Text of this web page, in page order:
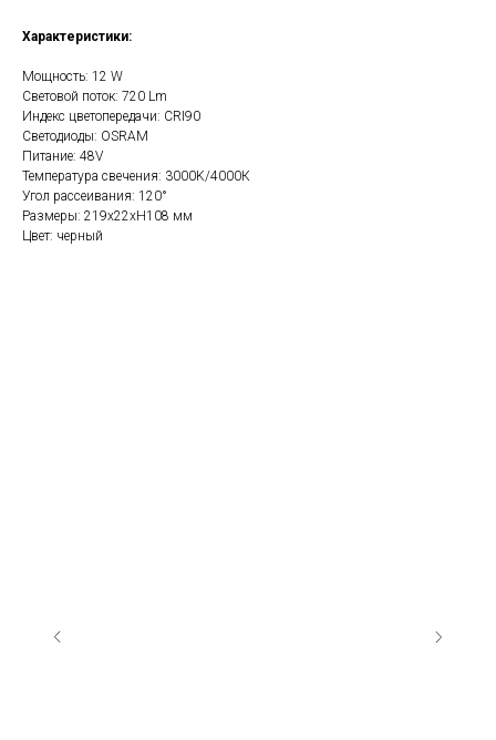
Характеристики:
Мощность: 12 W
Световой поток: 720 Lm
Индекс цветопередачи: CRI90
Светодиоды: OSRAM
Питание: 48V
Температура свечения: 3000K/4000К
Угол рассеивания: 120°
Размеры: 219х22хH108 мм
Цвет: черный